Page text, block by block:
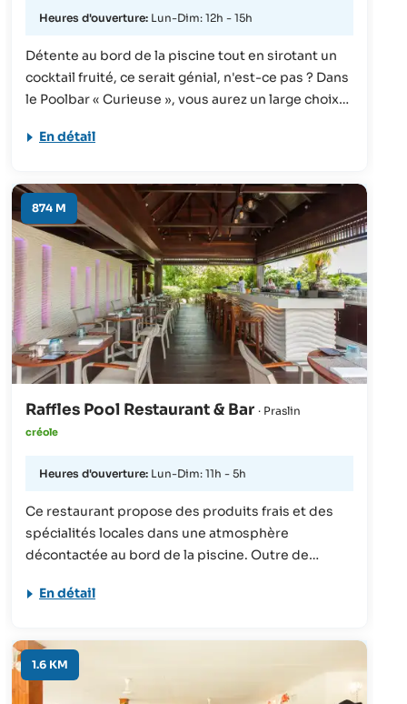
Heures d'ouverture: Lun-Dim: 12h - 15h
Détente au bord de la piscine tout en sirotant un
cocktail fruité, ce serait génial, n'est-ce pas ? Dans
le Poolbar « Curieuse », vous aurez un large choix
thés glacés, cafés glacés et crème glacée.
En détail
874 M
Raffles Pool Restaurant & Bar · Praslin
créole
Heures d'ouverture: Lun-Dim: 11h - 5h
Ce restaurant propose des produits frais et des
spécialités locales dans une atmosphère
décontactée au bord de la piscine. Outre de
du poisson grillé, on peut aussi y trouver des
(en soirée).
En détail
1.6 KM